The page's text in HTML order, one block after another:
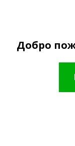
Добро